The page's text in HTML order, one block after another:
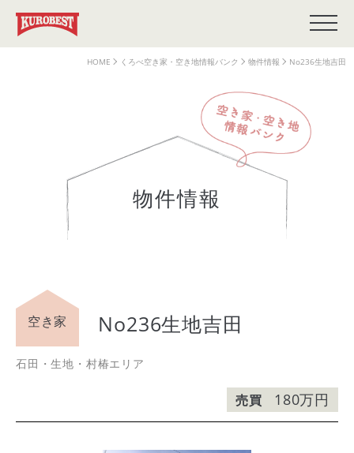
HOME くろべ空き家・空き地情報バンク 物件情報 No236生地吉田
物件情報
空き家 No236生地吉田
石田・生地・村椿エリア
売買 180万円